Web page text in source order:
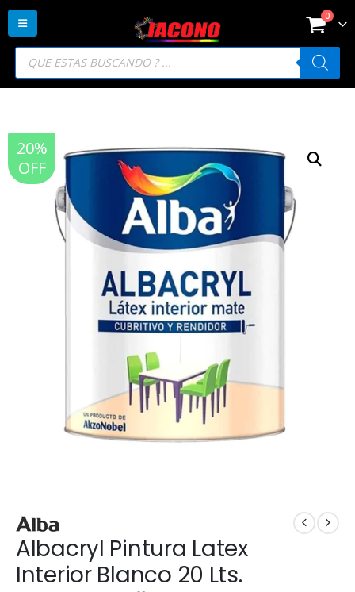
Búsqueda
productos
0
20%
OFF
Albacryl Pintura Latex
Interior Blanco 20 Lts.